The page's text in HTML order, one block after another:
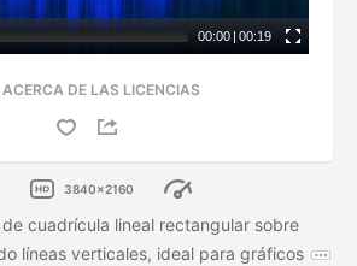
00:00 | 00:19
ACERCA DE LAS LICENCIAS
3840x2160
cuadrícula lineal rectangular sobre
líneas verticales, ideal para gráficos